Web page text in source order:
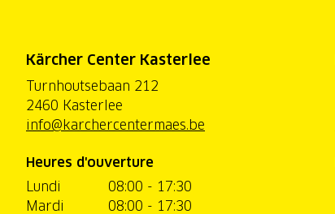
Kärcher Center Kasterlee
Turnhoutsebaan 212
2460 Kasterlee
info@karchercentermaes.be
Heures d'ouverture
Lundi
08:00 - 17:30
Mardi
08:00 - 17:30